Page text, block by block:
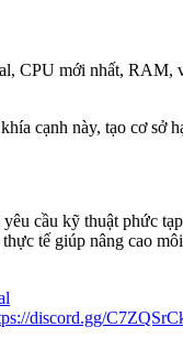
CPU mới nhất, RAM,
cạnh này, tạo cơ sở
cầu kỹ thuật phức
tế giúp nâng cao
discord.gg/